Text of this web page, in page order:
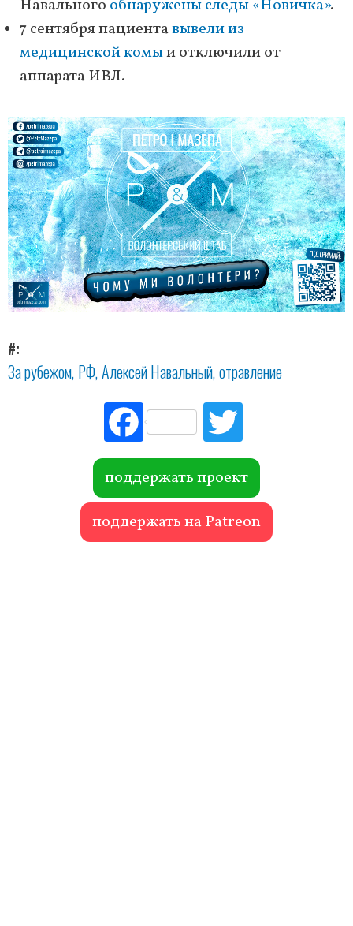
Навального обнаружены следы «Новичка».
7 сентября пациентавывели из
медицинской комыи отключили от
аппарата ИВЛ.
#
За рубежом РФ Алексей Навальный отравление
Fac
ebo
ok r
поддержать проект
поддержать на Patreon